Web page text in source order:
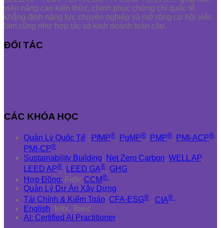
viên nâng cao kiến thức, chinh phục chứng chỉ quốc tế,
khẳng định năng lực chuyên nghiệp và mở rộng cơ hội việc
làm cũng như hợp tác và kinh doanh toàn cầu.
ĐỐI TÁC
CÁC KHÓA HỌC
Quản Lý Quốc Tế : PfMP®, PgMP®, PMP®, PMI-ACP®,
PMI-CP®
Sustainability Building: Net Zero Carbon, WELL AP,
LEED AP® , LEED GA®, GHG
Hợp Đồng: Fidic CCM®
Quản Lý Dự Án Xây Dựng
Tài Chính & Kiểm Toán: CFA-ESG® , CIA®
English: Ielts, Toeic
AI: Certified AI Practitioner